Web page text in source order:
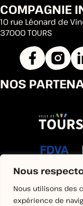
Nous
Nous utilisons des
expérience de
COMPAGNIE
10 rue Léonard de
37000 TOURS
NOS